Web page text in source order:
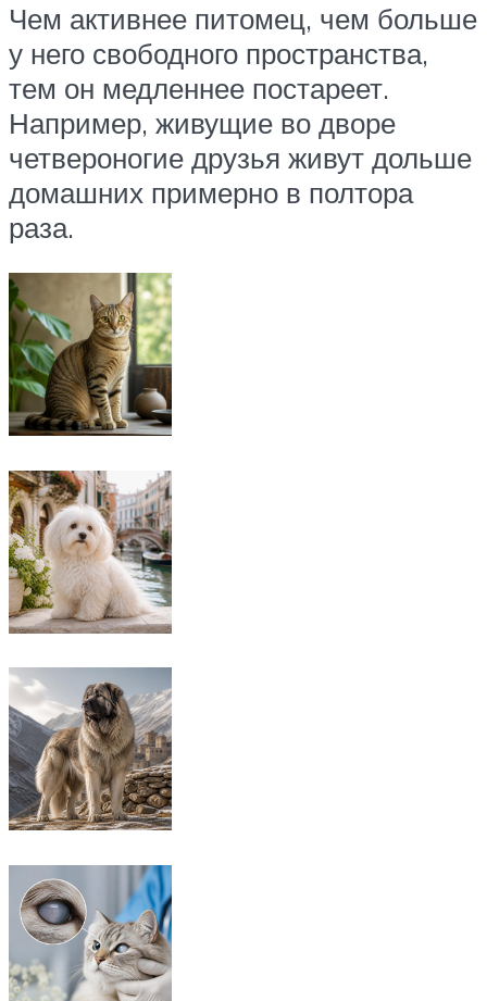
Чем активнее питомец, чем больше
у него свободного пространства,
тем он медленнее постареет.
Например, живущие во дворе
четвероногие друзья живут дольше
домашних примерно в полтора
раза.